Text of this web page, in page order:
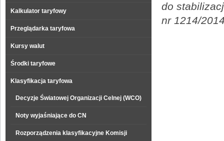
Kalkulator taryfowy
Przeglądarka taryfowa
Kursy walut
Środki taryfowe
Klasyfikacja taryfowa
Decyzje Światowej Organizacji Celnej (WCO)
Noty wyjaśniające do CN
Rozporządzenia klasyfikacyjne Komisji
do
nr 1214/